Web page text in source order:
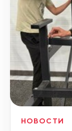
НОВОСТИ